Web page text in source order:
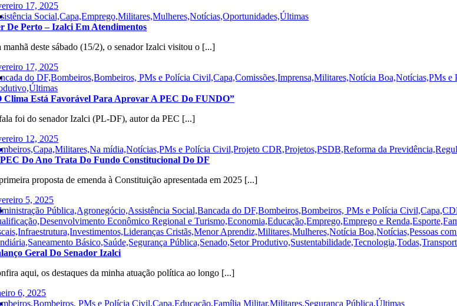
17, 2025
Social,Capa,Emprego,Militares,Mulheres,Notícias,Oportunidades,Últimas
De Perto – Izalci Em Atendimentos
manhã deste sábado (15/2), o senador Izalci visitou o [...]
17, 2025
do DF,Bombeiros,Bombeiros, PMs e Polícia Civil,Capa,Comissões,Imprensa,Militares,Notícia Boa,Notícias,PMs
Clima Está Favorável Para Aprovar A PEC Do FUNDO”
foi do senador Izalci (PL-DF), autor da PEC [...]
12, 2025
mídia,Notícias,PMs e Polícia Civil,Projeto CDR,Projetos,PSDB,Reforma da
PEC Do Ano Trata Do Fundo Constitucional Do DF
proposta de emenda à Constituição apresentada em 2025 [...]
5, 2025
Pública,Agronegócio,Assistência Social,Bancada do DF,Bombeiros,Bombeiros, PMs e Polícia
Econômico Regional e Turismo,Economia,Educação,Emprego,Emprego e
Cristãs,Menor Aprendiz,Militares,Mulheres,Notícia Boa,Notícias,Pessoas
Básico,Saúde,Segurança Pública,Senado,Setor
Geral Do Senador Izalci
aqui, os destaques da minha atuação política ao longo [...]
6, 2025
PMs e Polícia Civil,Capa,Educação,Família Militar,Militares,Segurança Pública,Últimas